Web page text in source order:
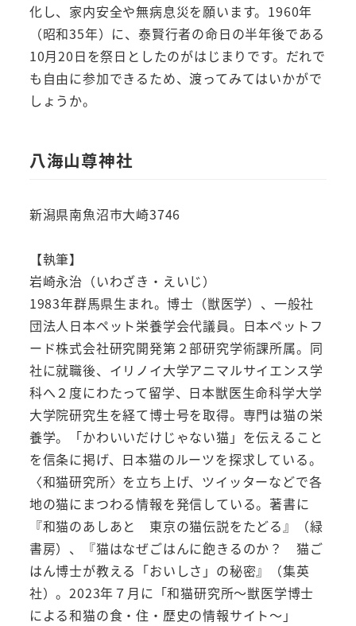
化し、家内安全や無病息災を願います。1960年
（昭和35年）に、泰賢行者の命日の半年後である
10月20日を祭日としたのがはじまりです。だれで
も自由に参加できるため、渡ってみてはいかがで
しょうか。
八海山尊神社
新潟県南魚沼市大崎3746
【執筆】
岩崎永治（いわざき・えいじ）
1983年群馬県生まれ。博士（獣医学）、一般社
団法人日本ペット栄養学会代議員。日本ペットフ
ード株式会社研究開発第２部研究学術課所属。同
社に就職後、イリノイ大学アニマルサイエンス学
科へ２度にわたって留学、日本獣医生命科学大学
大学院研究生を経て博士号を取得。専門は猫の栄
養学。「かわいいだけじゃない猫」を伝えること
を信条に掲げ、日本猫のルーツを探求している。
〈和猫研究所〉を立ち上げ、ツイッターなどで各
地の猫にまつわる情報を発信している。著書に
『和猫のあしあと 東京の猫伝説をたどる』（緑
書房）、『猫はなぜごはんに飽きるのか？ 猫ご
はん博士が教える「おいしさ」の秘密』（集英
社）。2023年７月に「和猫研究所～獣医学博士
による和猫の食・住・歴史の情報サイト～」